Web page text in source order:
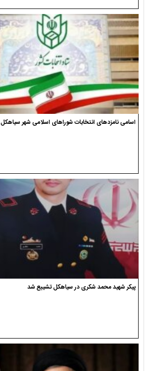
اسامی نامزدهای انتخابات شوراهای اسلامی شهر سیاهکل
پیکر شهید محمد شکری در سیاهکل تشییع شد